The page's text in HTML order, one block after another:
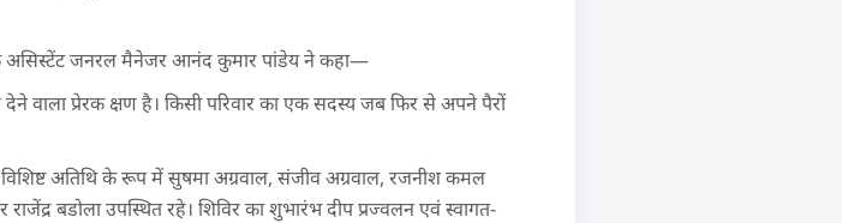
असिस्टेंट जनरल मैनेजर आनंद कुमार पांडेय ने कहा—
वाला प्रेरक क्षण है। किसी परिवार का एक सदस्य जब फिर से अपने पैरों
अतिथि के रूप में सुषमा अग्रवाल, संजीव अग्रवाल, रजनीश कमल
राजेंद्र बडोला उपस्थित रहे। शिविर का शुभारंभ दीप प्रज्वलन एवं स्वागत-